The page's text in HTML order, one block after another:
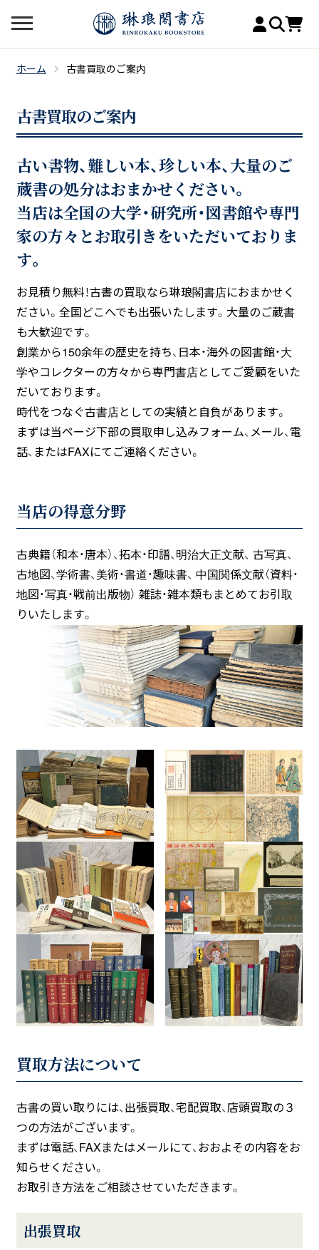
ホーム 古書買取のご案内
古書買取のご案内
古い書物、難しい本、珍しい本、大量のご
蔵書の処分はおまかせください。
当店は全国の大学・研究所・図書館や専門
家の方々とお取引きをいただいておりま
す。
お見積り無料！古書の買取なら琳琅閣書店におまかせく
ださい。全国どこへでも出張いたします。大量のご蔵書
も大歓迎です。
創業から150余年の歴史を持ち、日本・海外の図書館・大
学やコレクターの方々から専門書店としてご愛顧をいた
だいております。
時代をつなぐ古書店としての実績と自負があります。
まずは当ページ下部の買取申し込みフォーム、メール、電
話、またはFAXにてご連絡ください。
当店の得意分野
古典籍（和本・唐本）、拓本・印譜、明治大正文献、 古写真、
古地図、学術書、美術・書道・趣味書、 中国関係文献（資料・
地図・写真・戦前出版物） 雑誌・雑本類もまとめてお引取
りいたします。
買取方法について
古書の買い取りには、出張買取、宅配買取、店頭買取の３
つの方法がございます。
まずは電話、FAXまたはメールにて、おおよその内容をお
知らせください。
お取引き方法をご相談させていただきます。
出張買取